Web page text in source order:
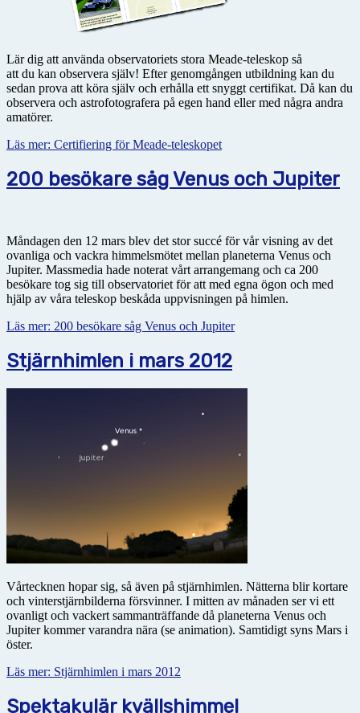
Lär dig att använda observatoriets stora Meade-teleskop så
att du kan observera själv! Efter genomgången utbildning kan du
sedan prova att köra själv och erhålla ett snyggt certifikat. Då kan du
observera och astrofotografera på egen hand eller med några andra
amatörer.
Läs mer: Certifiering för Meade-teleskopet
200 besökare såg Venus och Jupiter
Måndagen den 12 mars blev det stor succé för vår visning av det
ovanliga och vackra himmelsmötet mellan planeterna Venus och
Jupiter. Massmedia hade noterat vårt arrangemang och ca 200
besökare tog sig till observatoriet för att med egna ögon och med
hjälp av våra teleskop beskåda uppvisningen på himlen.
Läs mer: 200 besökare såg Venus och Jupiter
Stjärnhimlen i mars 2012
Vårtecknen hopar sig, så även på stjärnhimlen. Nätterna blir kortare
och vinterstjärnbilderna försvinner. I mitten av månaden ser vi ett
ovanligt och vackert sammanträffande då planeterna Venus och
Jupiter kommer varandra nära (se animation). Samtidigt syns Mars i
öster.
Läs mer: Stjärnhimlen i mars 2012
Spektakulär kvällshimmel